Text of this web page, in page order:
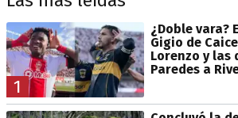
1
¿Doble vara?
Gigio de
Lorenzo y las
Paredes a